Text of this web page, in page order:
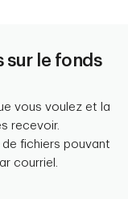
sur le fonds
vous voulez et la
recevoir.
de fichiers pouvant
courriel.